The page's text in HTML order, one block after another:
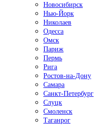
Новосибирск
Нью-Йорк
Николаев
Одесса
Омск
Париж
Пермь
Рига
Ростов-на-Дону
Самара
Санкт-Петербург
Слуцк
Смоленск
Таганрог